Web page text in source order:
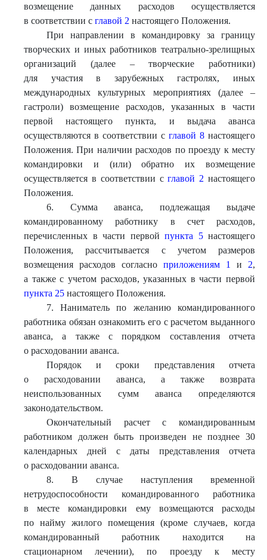
возмещение данных расходов осуществляется
в соответствии с главой 2 настоящего Положения.
При направлении в командировку за границу
творческих и иных работников театрально-зрелищных
организаций (далее – творческие работники)
для участия в зарубежных гастролях, иных
международных культурных мероприятиях (далее –
гастроли) возмещение расходов, указанных в части
первой настоящего пункта, и выдача аванса
осуществляются в соответствии с главой 8 настоящего
Положения. При наличии расходов по проезду к месту
командировки и (или) обратно их возмещение
осуществляется в соответствии сглавой 2 настоящего
Положения.
6. Сумма аванса, подлежащая выдаче
командированному работнику в счет расходов,
перечисленных в части первой пункта 5настоящего
Положения, рассчитывается с учетом размеров
возмещения расходов согласно приложениям 1 и 2,
а также с учетом расходов, указанных в части первой
пункта 25 настоящего Положения.
7. Наниматель по желанию командированного
работника обязан ознакомить его с расчетом выданного
аванса, а также с порядком составления отчета
о расходовании аванса.
Порядок и сроки представления отчета
о расходовании аванса, а также возврата
неиспользованных сумм аванса определяются
законодательством.
Окончательный расчет с командированным
работником должен быть произведен не позднее 30
календарных дней с даты представления отчета
о расходовании аванса.
8. В случае наступления временной
нетрудоспособности командированного работника
в месте командировки ему возмещаются расходы
по найму жилого помещения (кроме случаев, когда
командированный работник находится на
стационарном лечении), по проезду к месту